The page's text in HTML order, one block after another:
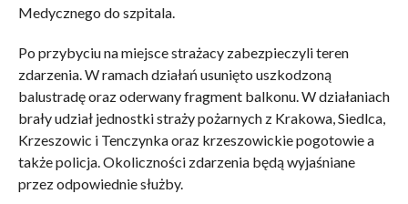
Medycznego do szpitala.
Po przybyciu na miejsce strażacy zabezpieczyli teren
zdarzenia. W ramach działań usunięto uszkodzoną
balustradę oraz oderwany fragment balkonu. W działaniach
brały udział jednostki straży pożarnych z Krakowa, Siedlca,
Krzeszowic i Tenczynka oraz krzeszowickie pogotowie a
także policja. Okoliczności zdarzenia będą wyjaśniane
przez odpowiednie służby.